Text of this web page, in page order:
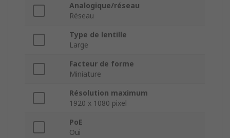
Analogique/réseau
Réseau
Type de lentille
Large
Facteur de forme
Miniature
Résolution maximum
1920 x 1080 pixel
PoE
Oui